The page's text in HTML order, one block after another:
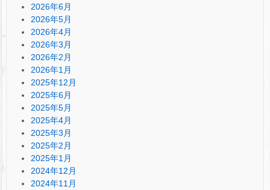
2026年6月
2026年5月
2026年4月
2026年3月
2026年2月
2026年1月
2025年12月
2025年6月
2025年5月
2025年4月
2025年3月
2025年2月
2025年1月
2024年12月
2024年11月